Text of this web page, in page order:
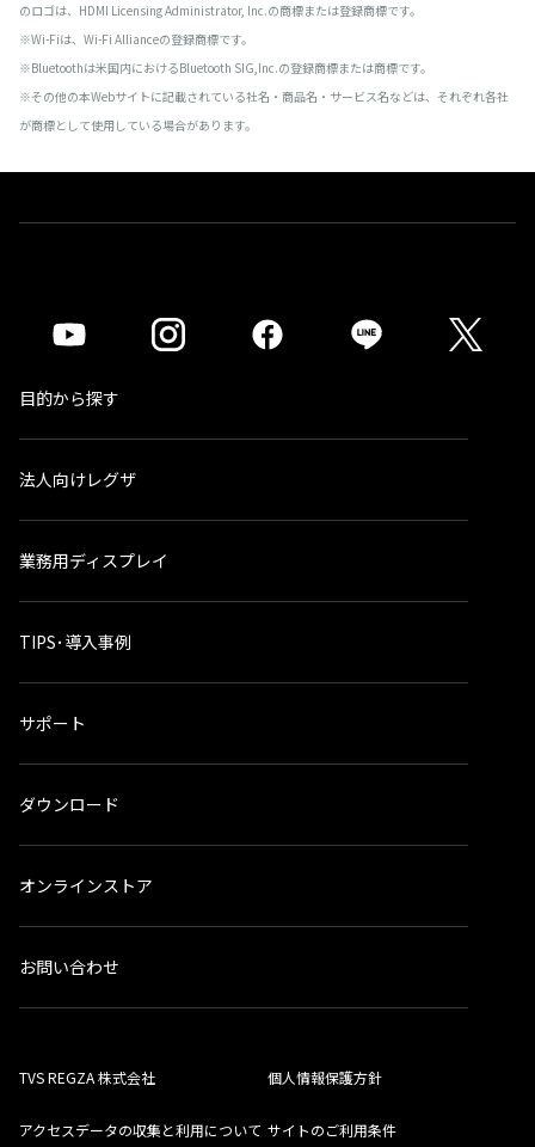
のロゴは、HDMI Licensing Administrator, Inc.の商標または登録商標です。
※Wi-Fiは、Wi-Fi Allianceの登録商標です。
※Bluetoothは米国内におけるBluetooth SIG,Inc.の登録商標または商標です。
※その他の本Webサイトに記載されている社名・商品名・サービス名などは、それぞれ各社
が商標として使用している場合があります。
目的から探す
法人向けレグザ
業務用ディスプレイ
TIPS･導入事例
サポート
ダウンロード
オンラインストア
お問い合わせ
TVS REGZA 株式会社 個人情報保護方針
アクセスデータの収集と利用について サイトのご利用条件